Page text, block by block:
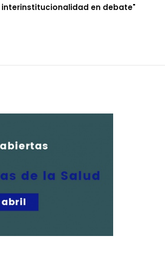
interinstitucionalidad en debate"